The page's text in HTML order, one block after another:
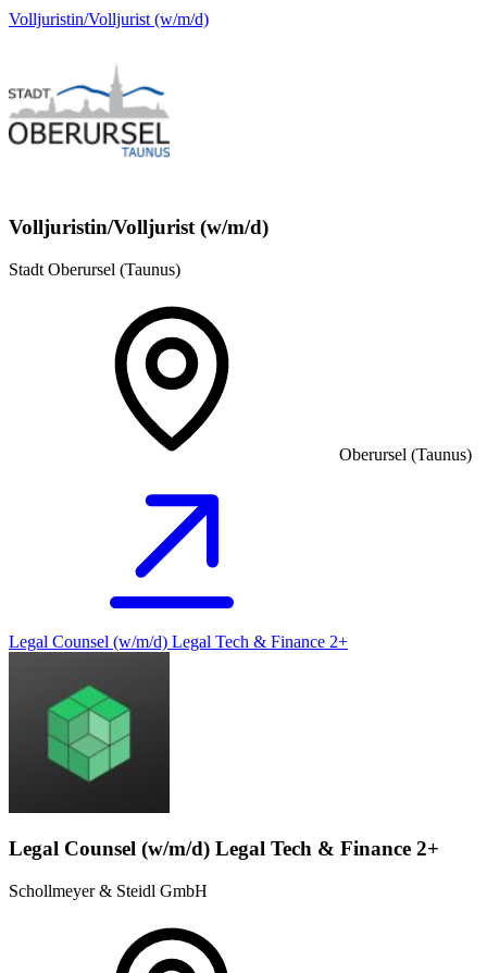
Volljuristin/Volljurist (w/m/d)
Volljuristin/Volljurist (w/m/d)
Stadt Oberursel (Taunus)
Oberursel (Taunus)
Legal Counsel (w/m/d) Legal Tech & Finance 2+
Legal Counsel (w/m/d) Legal Tech & Finance 2+
Schollmeyer & Steidl GmbH